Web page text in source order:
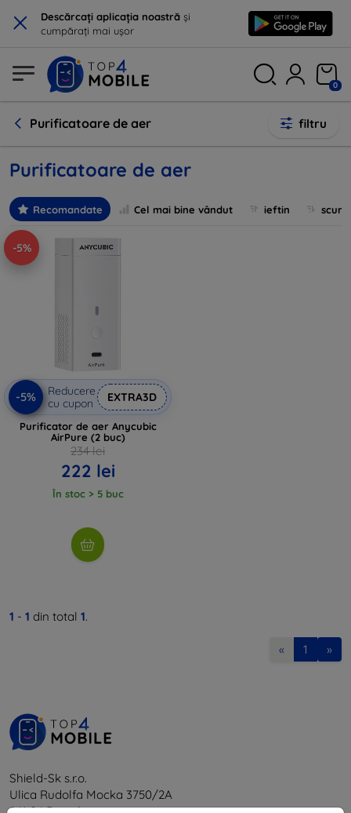
× Descărcați aplicația noastră și
cumpărați mai ușor
0
Purificatoare de aer filtru
Purificatoare de aer
Recomandate Cel mai bine vândut ieftin
-5%
-5%
Reducere
cu cupon
EXTRA3D
Purificator de aer Anycubic
AirPure (2 buc)
234 lei
222 lei
În stoc > 5 buc
1 - 1 din total 1.
« 1 »
Shield-Sk s.r.o.
Ulica Rudolfa Mocka 3750/2A